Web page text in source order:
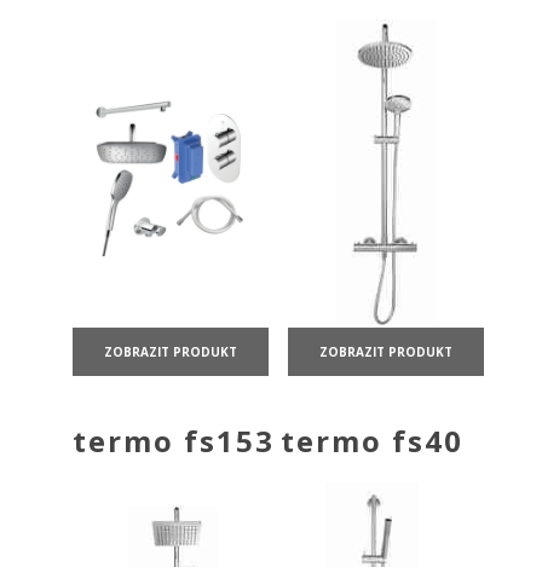
ZOBRAZIT PRODUKT ZOBRAZIT PRODUKT
termo fs153 termo fs40